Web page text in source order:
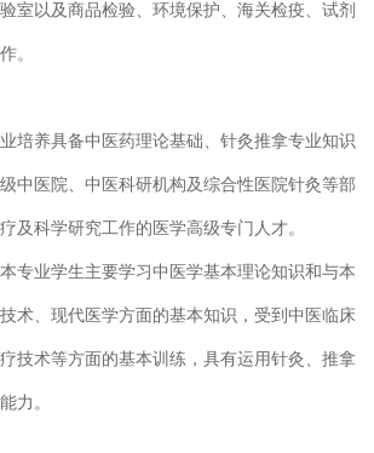
室以及商品检验、环境保护、海关检疫、试剂
。
培养具备中医药理论基础、针灸推拿专业知识
中医院、中医科研机构及综合性医院针灸等部
及科学研究工作的医学高级专门人才。
专业学生主要学习中医学基本理论知识和与本
术、现代医学方面的基本知识，受到中医临床
技术等方面的基本训练，具有运用针灸、推拿
力。